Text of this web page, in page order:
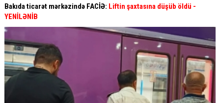
Bakıda ticarət mərkəzində FACİƏ: Liftin şaxtasına düşüb öldü -
YENİLƏNİB